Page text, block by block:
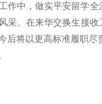
作中，做实平安留学
采。在来华交换生接
将以更高标准履职